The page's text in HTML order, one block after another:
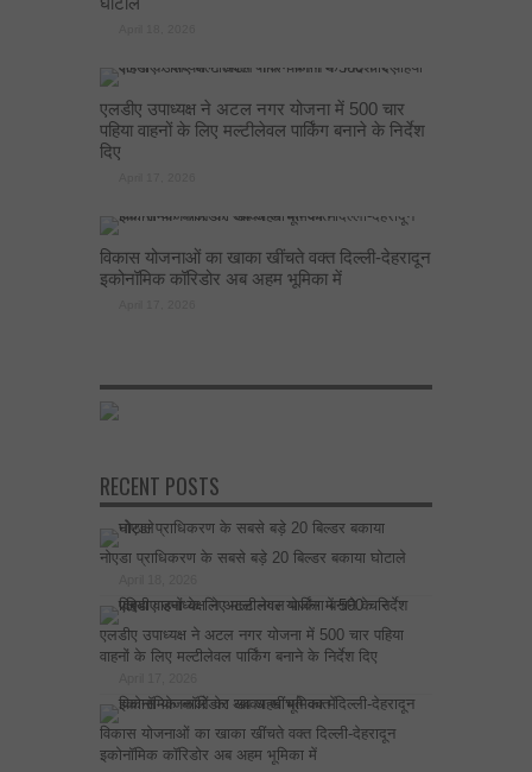
एलडीए उपाध्यक्ष ने अटल नगर योजना में 500 चार
पहिया वाहनों के लिए मल्टीलेवल पार्किंग बनाने के निर्देश
दिए
विकास योजनाओं का खाका खींचते वक्त दिल्ली-देहरादून
इकोनॉमिक कॉरिडोर अब अहम भूमिका में
RECENT POSTS
नोएडा प्राधिकरण के सबसे बड़े 20 बिल्डर बकाया घोटाले
एलडीए उपाध्यक्ष ने अटल नगर योजना में 500 चार पहिया
वाहनों के लिए मल्टीलेवल पार्किंग बनाने के निर्देश दिए
विकास योजनाओं का खाका खींचते वक्त दिल्ली-देहरादून
इकोनॉमिक कॉरिडोर अब अहम भूमिका में